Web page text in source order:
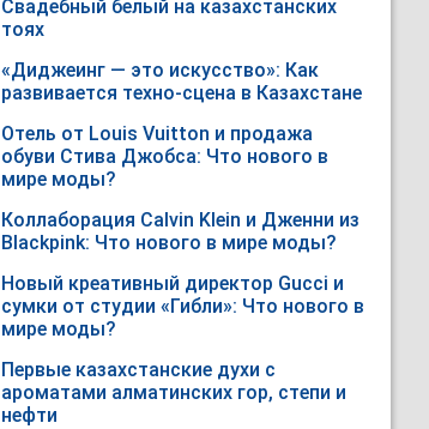
Свадебный белый на казахстанских
тоях
«Диджеинг — это искусство»: Как
развивается техно-сцена в Казахстане
Отель от Louis Vuitton и продажа
обуви Стива Джобса: Что нового в
мире моды?
Коллаборация Calvin Klein и Дженни из
Blackpink: Что нового в мире моды?
Новый креативный директор Gucci и
сумки от студии «Гибли»: Что нового в
мире моды?
Первые казахстанские духи с
ароматами алматинских гор, степи и
нефти